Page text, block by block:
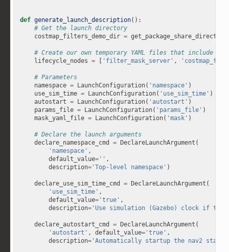
def generate_launch_description():
# Get the launch directory
costmap_filters_demo_dir = get_package_share_directory
# Create our own temporary YAML files that include
lifecycle_nodes = 'filter_mask_server' ,
# Parameters
namespace = LaunchConfiguration( 'namespace' )
use_sim_time = LaunchConfiguration( 'use_sim_time' )
autostart = LaunchConfiguration( 'autostart' )
params_file = LaunchConfiguration( 'params_file' )
mask_yaml_file = LaunchConfiguration( 'mask' )
# Declare the launch arguments
declare_namespace_cmd
= DeclareLaunchArgument (
'namespace' ,
default_value='' ,
description='Top-level namespace' )
declare_use_sim_time_cmd = DeclareLaunchArgument (
'use_sim_time' ,
default_value='true' ,
description='Use simulation (Gazebo) clock if
declare_autostart_cmd = DeclareLaunchArgument (
'autostart' , default_value='true' ,
description='Automatically startup the nav2 stack'